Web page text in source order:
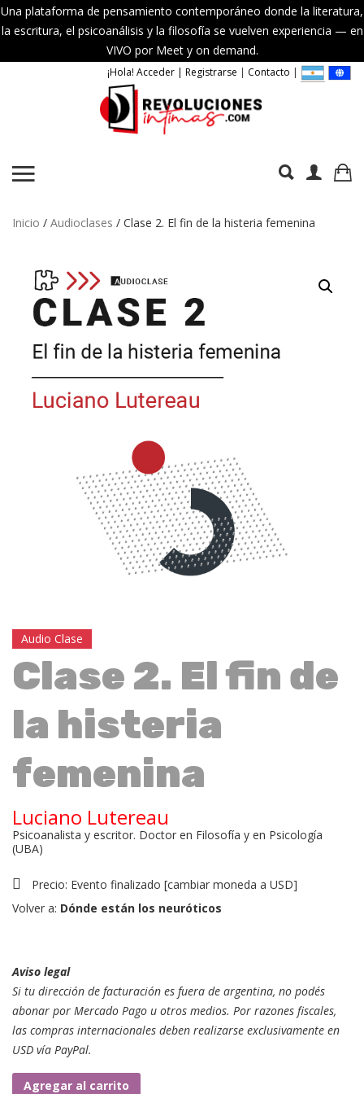
Una plataforma de pensamiento contemporáneo donde la literatura,
la escritura, el psicoanálisis y la filosofía se vuelven experiencia — en
VIVO por Meet y on demand.
¡Hola! Acceder | Registrarse | Contacto |
Inicio / Audioclases / Clase 2. El fin de la histeria femenina
Audio Clase
Clase 2. El fin de
la histeria
femenina
Luciano Lutereau
Psicoanalista y escritor. Doctor en Filosofía y en Psicología
(UBA)
Precio: Evento finalizado [cambiar moneda a USD]
Volver a: Dónde están los neuróticos
Aviso legal
Si tu dirección de facturación es fuera de argentina, no podés
abonar por Mercado Pago u otros medios. Por razones fiscales,
las compras internacionales deben realizarse exclusivamente en
USD vía PayPal.
Clase
Agregar al carrito